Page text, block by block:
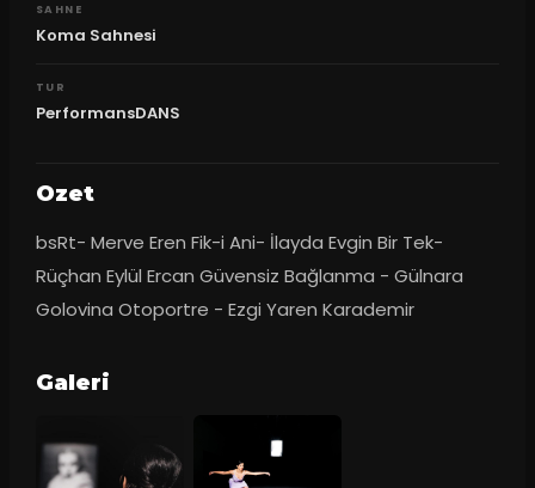
SAHNE
Koma Sahnesi
TUR
PerformansDANS
Ozet
bsRt- Merve Eren Fik-i Ani- İlayda Evgin Bir Tek-
Rüçhan Eylül Ercan Güvensiz Bağlanma - Gülnara
Golovina Otoportre - Ezgi Yaren Karademir
Galeri